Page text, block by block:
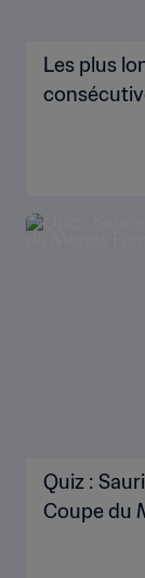
Les plus
Quiz :
Coupe du